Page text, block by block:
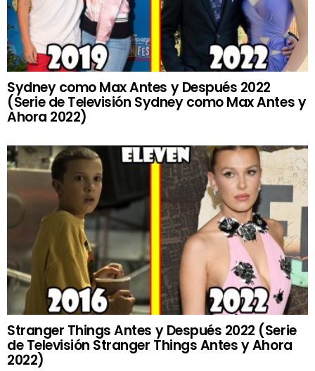
Sydney como Max Antes y Después 2022
(Serie de Televisión Sydney como Max Antes y
Ahora 2022)
Stranger Things Antes y Después 2022 (Serie
de Televisión Stranger Things Antes y Ahora
2022)